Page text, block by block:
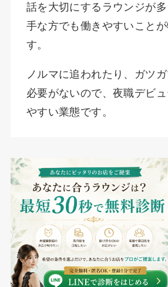
話を大切にするラウンジが
手な方でも働きやすいこと
す。
ノルマに追われたり、ガツ
必要がないので、夜職デビ
やすい業態です。